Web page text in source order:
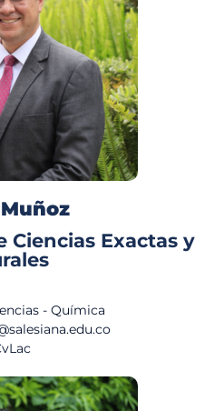
Ciencias Exactas y
- Química